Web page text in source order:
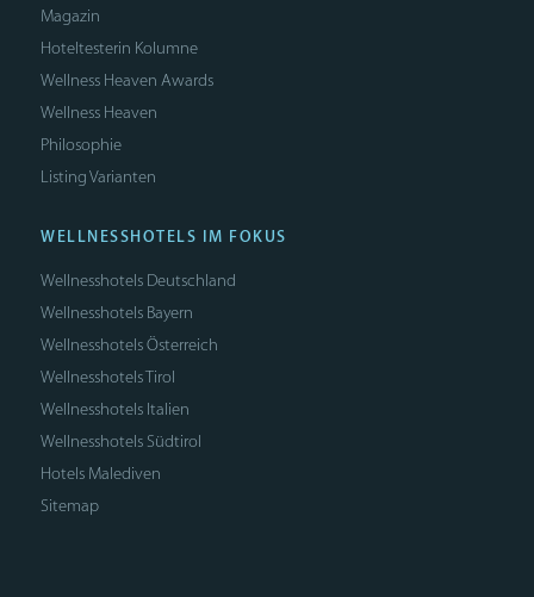
Magazin
Hoteltesterin Kolumne
Wellness Heaven Awards
Wellness Heaven
Philosophie
Listing Varianten
WELLNESSHOTELS IM FOKUS
Wellnesshotels Deutschland
Wellnesshotels Bayern
Wellnesshotels Österreich
Wellnesshotels Tirol
Wellnesshotels Italien
Wellnesshotels Südtirol
Hotels Malediven
Sitemap